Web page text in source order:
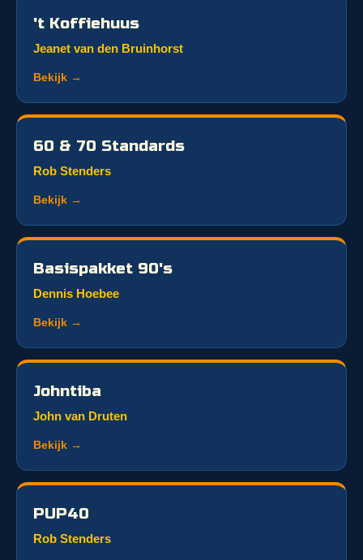
't Koffiehuus
Jeanet van den Bruinhorst
Bekijk →
60 & 70 Standards
Rob Stenders
Bekijk →
Basispakket 90's
Dennis Hoebee
Bekijk →
Johntiba
John van Druten
Bekijk →
PUP40
Rob Stenders